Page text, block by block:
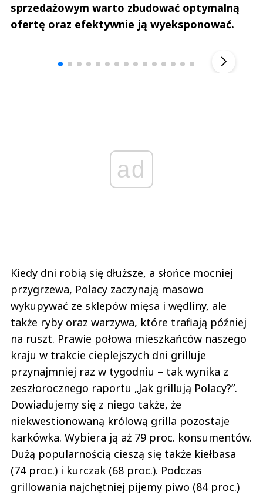
sprzedażowym warto zbudować optymalną
ofertę oraz efektywnie ją wyeksponować.
ad
Kiedy dni robią się dłuższe, a słońce mocniej
przygrzewa, Polacy zaczynają masowo
wykupywać ze sklepów mięsa i wędliny, ale
także ryby oraz warzywa, które trafiają później
na ruszt. Prawie połowa mieszkańców naszego
kraju w trakcie cieplejszych dni grilluje
przynajmniej raz w tygodniu – tak wynika z
zeszłorocznego raportu „Jak grillują Polacy?”.
Dowiadujemy się z niego także, że
niekwestionowaną królową grilla pozostaje
karkówka. Wybiera ją aż 79 proc. konsumentów.
Dużą popularnością cieszą się także kiełbasa
(74 proc.) i kurczak (68 proc.). Podczas
grillowania najchętniej pijemy piwo (84 proc.)